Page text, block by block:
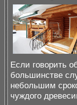
Если говорить
большинстве
небольшим
чуждого